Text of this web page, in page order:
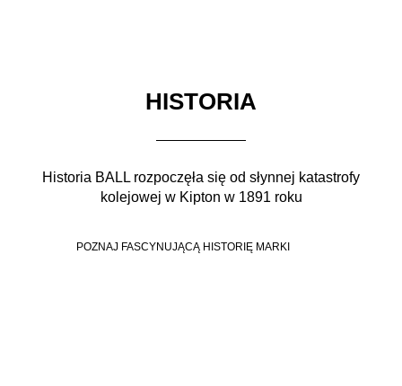
HISTORIA
Historia BALL rozpoczęła się od słynnej katastrofy
kolejowej w Kipton w 1891 roku
POZNAJ FASCYNUJĄCĄ HISTORIĘ MARKI